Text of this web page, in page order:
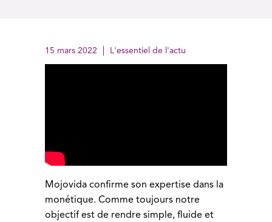
Mojovida confirme son expertise dans la
monétique. Comme toujours notre
objectif est de rendre simple, fluide et
15 mars 2022 L'essentiel de l'actu